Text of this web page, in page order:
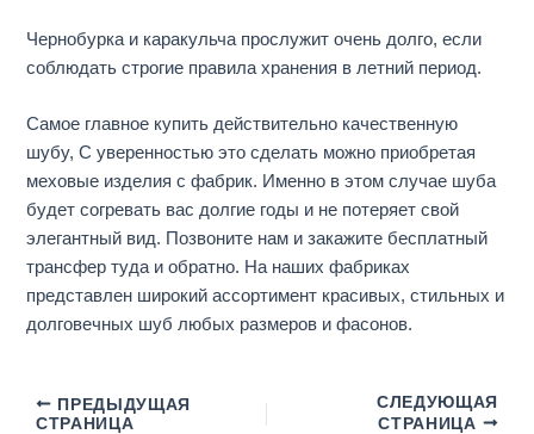
Чернобурка и каракульча прослужит очень долго, если
соблюдать строгие правила хранения в летний период.
Самое главное купить действительно качественную
шубу, С уверенностью это сделать можно приобретая
меховые изделия с фабрик. Именно в этом случае шуба
будет согревать вас долгие годы и не потеряет свой
элегантный вид. Позвоните нам и закажите бесплатный
трансфер туда и обратно. На наших фабриках
представлен широкий ассортимент красивых, стильных и
долговечных шуб любых размеров и фасонов.
ПРЕДЫДУЩАЯ
СТРАНИЦА
СЛЕДУЮЩАЯ
СТРАНИЦА